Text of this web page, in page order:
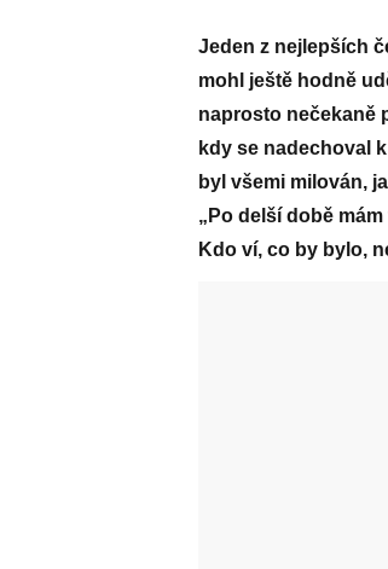
Jeden z nejlepších
mohl ještě hodně
naprosto nečekaně
kdy se nadechoval
byl všemi milován,
„Po delší době
Kdo ví, co by bylo,